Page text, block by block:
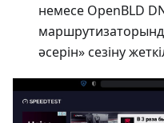
немесе OpenBLD
әсерін» сезіну